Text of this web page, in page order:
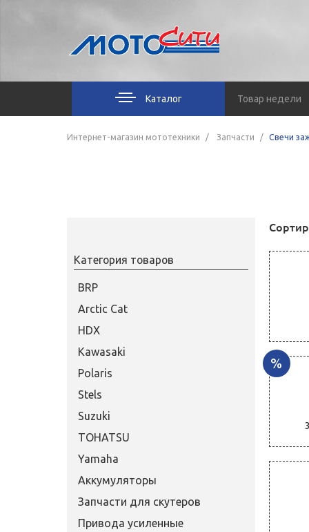
Каталог Товар недели
Интернет-магазин мототехники Запчасти Свечи
Категория товаров
BRP
Arctic Cat
HDX
Kawasaki
Polaris
Stels
Suzuki
TOHATSU
Yamaha
Аккумуляторы
Запчасти для скутеров
Привода усиленные
%